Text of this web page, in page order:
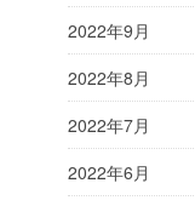
2022年9月
2022年8月
2022年7月
2022年6月